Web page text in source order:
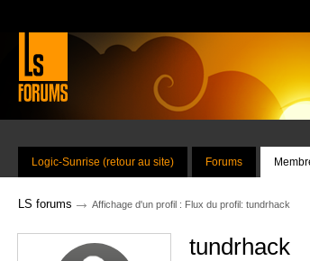
Logic-Sunrise (retour au site) Forums
LS forums → Affichage d'un profil : Flux du profil: tundrhack
tundrhack